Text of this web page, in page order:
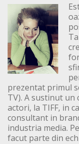
prezentat primul
TV). A sustinut
actori, la TIFF, in
consultant in
industria media.
facut parte din